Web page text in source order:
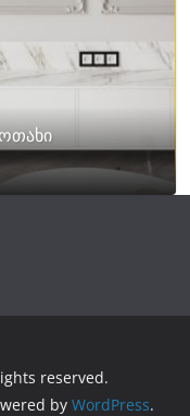
reserved.
by WordPress.